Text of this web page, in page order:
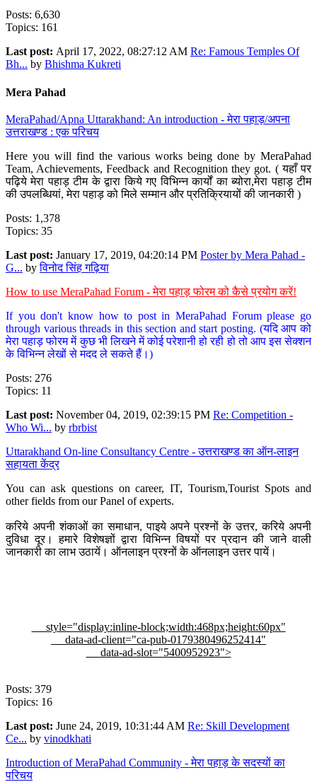
Posts: 6,630
Topics: 161
Last post: April 17, 2022, 08:27:12 AM Re: Famous Temples Of
Bh... by Bhishma Kukreti
Mera Pahad
MeraPahad/Apna Uttarakhand: An introduction - मेरा पहाड़/अपना
उत्तराखण्ड : एक परिचय
Here you will find the various works being done by MeraPahad
Team, Achievements, Feedback and Recognition they got. ( यहाँ पर
पढ़िये मेरा पहाड़ टीम के द्वारा किये गए विभिन्न कार्यों का ब्योरा,मेरा पहाड़ टीम
की उपलब्धियां, मेरा पहाड़ को मिले सम्मान और प्रतिक्रियायों की जानकारी )
Posts: 1,378
Topics: 35
Last post: January 17, 2019, 04:20:14 PM Poster by Mera Pahad -
G... byविनोद सिंह गढ़िया
How to use MeraPahad Forum - मेरा पहाड़ फोरम को कैसे प्रयोग करें!
If you don't know how to post in MeraPahad Forum please go
through various threads in this section and start posting. (यदि आप को
मेरा पहाड़ फोरम में कुछ भी लिखने में कोई परेशानी हो रही हो तो आप इस सेक्शन
के विभिन्न लेखों से मदद ले सकते हैं।)
Posts: 276
Topics: 11
Last post: November 04, 2019, 02:39:15 PM Re: Competition -
Who Wi... by rbrbist
Uttarakhand On-line Consultancy Centre - उत्तराखण्ड का ऑन-लाइन
सहायता केंद्र
You can ask questions on career, IT, Tourism,Tourist Spots and
other fields from our Panel of experts.
करिये अपनी शंकाओं का समाधान, पाइये अपने प्रश्नों के उत्तर, करिये अपनी
दुविधा दूर। हमारे विशेषज्ञों द्वारा विभिन्न विषयों पर प्रदान की जाने वाली
जानकारी का लाभ उठायें। ऑनलाइन प्रश्नों के ऑनलाइन उत्तर पायें।
style="display:inline-block;width:468px;height:60px"
data-ad-client="ca-pub-0179380496252414"
data-ad-slot="5400952923">
Posts: 379
Topics: 16
Last post: June 24, 2019, 10:31:44 AM Re: Skill Development
Ce... by vinodkhati
Introduction of MeraPahad Community - मेरा पहाड़ के सदस्यों का
परिचय